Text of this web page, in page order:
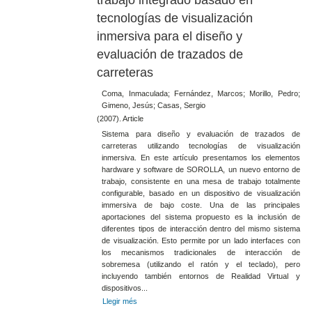
tecnologías de visualización
inmersiva para el diseño y
evaluación de trazados de
carreteras
Coma, Inmaculada; Fernández, Marcos; Morillo, Pedro;
Gimeno, Jesús; Casas, Sergio
(2007). Article
Sistema para diseño y evaluación de trazados de
carreteras utilizando tecnologías de visualización
inmersiva. En este artículo presentamos los elementos
hardware y software de SOROLLA, un nuevo entorno de
trabajo, consistente en una mesa de trabajo totalmente
configurable, basado en un dispositivo de visualización
immersiva de bajo coste. Una de las principales
aportaciones del sistema propuesto es la inclusión de
diferentes tipos de interacción dentro del mismo sistema
de visualización. Esto permite por un lado interfaces con
los mecanismos tradicionales de interacción de
sobremesa (utilizando el ratón y el teclado), pero
incluyendo también entornos de Realidad Virtual y
dispositivos...
Llegir més